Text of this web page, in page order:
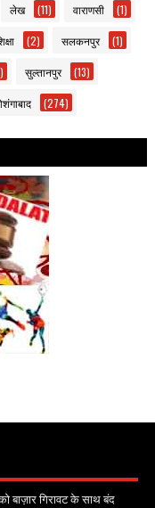
लेख (11) वाराणसी (1)
(2) सलकनपुर (1)
सुल्तानपुर (13)
(274)
बाज़ार गिरावट के साथ बंद